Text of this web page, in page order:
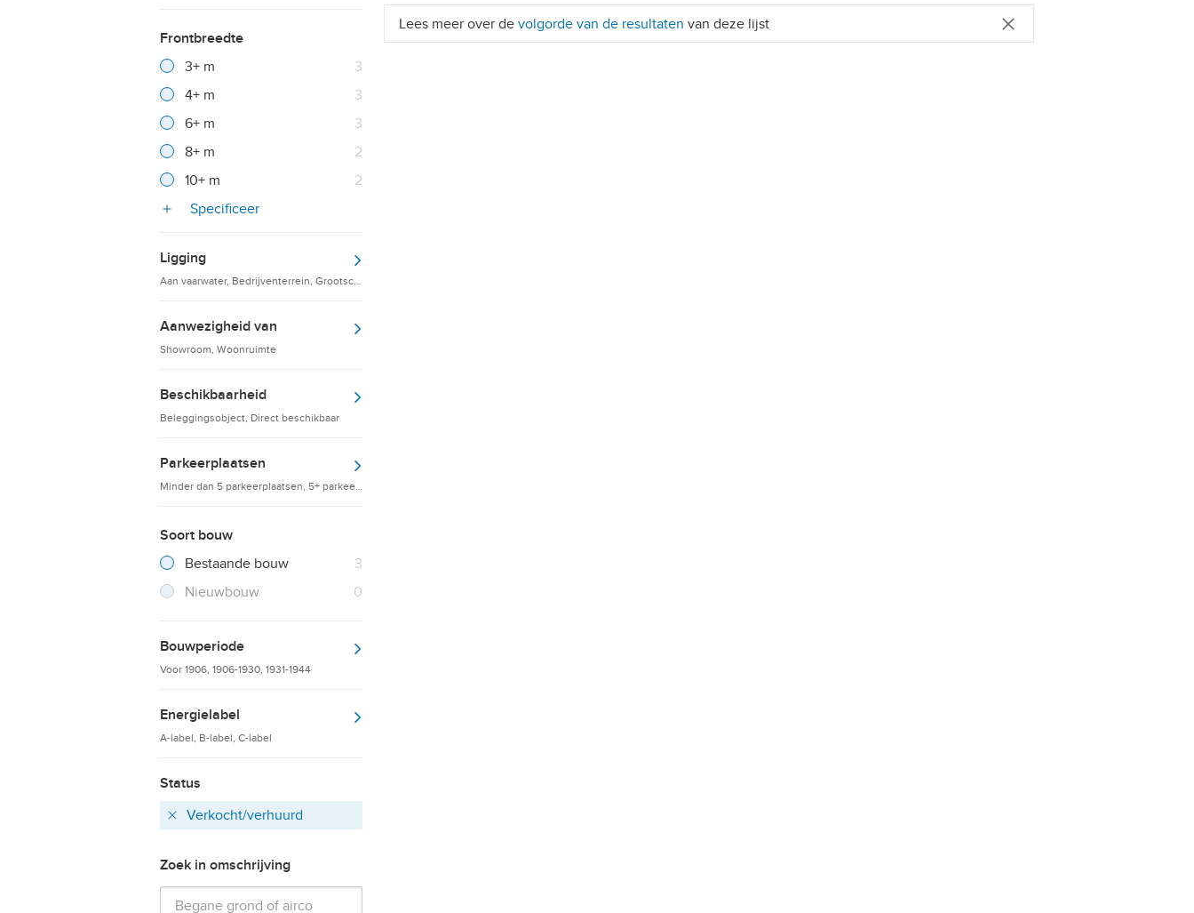
Frontbreedte
Filter verwijderen
3+ m 3
4+ m
3
6+ m
3
8+ m
2
10+ m
2
Specificeer
Ligging
Aan vaarwater, Bedrijventerrein, Grootschalige detailhandelsvestigingen
Aanwezigheid van
Showroom, Woonruimte
Beschikbaarheid
Beleggingsobject, Direct beschikbaar
Parkeerplaatsen
Minder dan 5 parkeerplaatsen, 5+ parkeerplaatsen, 10+ parkeerplaatsen
Soort bouw
Filter verwijderen
Bestaande bouw 3
Resultaten
Nieuwbouw
0
Resultaten
Bouwperiode
Voor 1906, 1906-1930, 1931-1944
Energielabel
A-label, B-label, C-label
Status
Verwijder
Verkocht/verhuurd
Zoek in omschrijving
Lees meer over de volgorde van de resultaten van deze lijst